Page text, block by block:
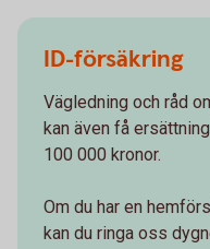
ID-försäkring
Vägledning och råd
kan även få
100 000 kronor.
Om du har en
kan du ringa oss